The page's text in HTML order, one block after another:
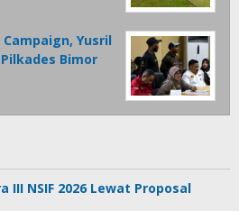
Yusril
Bimor
III NSIF 2026 Lewat Proposal